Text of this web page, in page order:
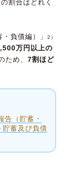
割合はどれく
負債編）」 2）
万円以上の
ため、 7割ほど
告（貯蓄・
貯蓄及び負債